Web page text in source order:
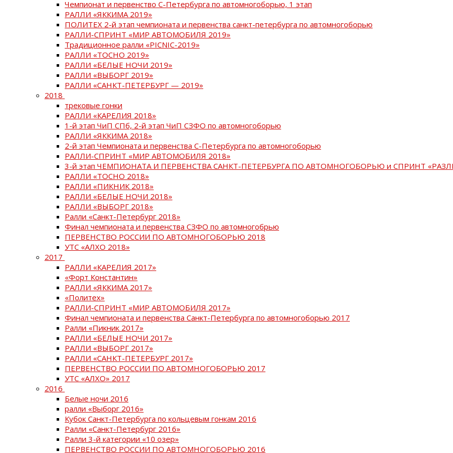
Чемпионат и первенство С-Петербурга по автомногоборью, 1 этап
РАЛЛИ «ЯККИМА 2019»
ПОЛИТЕХ 2-й этап чемпионата и первенства санкт-петербурга по автомногоборью
РАЛЛИ-СПРИНТ «МИР АВТОМОБИЛЯ 2019»
Традиционное ралли «PICNIC-2019»
РАЛЛИ «ТОСНО 2019»
РАЛЛИ «БЕЛЫЕ НОЧИ 2019»
РАЛЛИ «ВЫБОРГ 2019»
РАЛЛИ «САНКТ-ПЕТЕРБУРГ — 2019»
2018
трековые гонки
РАЛЛИ «КАРЕЛИЯ 2018»
1-й этап ЧиП СПб, 2-й этап ЧиП СЗФО по автомногоборью
РАЛЛИ «ЯККИМА 2018»
2-й этап Чемпионата и первенства С-Петербурга по автомногоборью
РАЛЛИ-СПРИНТ «МИР АВТОМОБИЛЯ 2018»
3-й этап ЧЕМПИОНАТА И ПЕРВЕНСТВА САНКТ-ПЕТЕРБУРГА ПО АВТОМНОГОБОРЬЮ и СПРИНТ
РАЛЛИ «ТОСНО 2018»
РАЛЛИ «ПИКНИК 2018»
РАЛЛИ «БЕЛЫЕ НОЧИ 2018»
РАЛЛИ «ВЫБОРГ 2018»
Ралли «Санкт-Петербург 2018»
Финал чемпионата и первенства СЗФО по автомногобрью
ПЕРВЕНСТВО РОССИИ ПО АВТОМНОГОБОРЬЮ 2018
УТС «АЛХО 2018»
2017
РАЛЛИ «КАРЕЛИЯ 2017»
«Форт Константин»
РАЛЛИ «ЯККИМА 2017»
«Политех»
РАЛЛИ-СПРИНТ «МИР АВТОМОБИЛЯ 2017»
Финал чемпионата и первенства Санкт-Петербурга по автомногоборью 2017
Ралли «Пикник 2017»
РАЛЛИ «БЕЛЫЕ НОЧИ 2017»
РАЛЛИ «ВЫБОРГ 2017»
РАЛЛИ «САНКТ-ПЕТЕРБУРГ 2017»
ПЕРВЕНСТВО РОССИИ ПО АВТОМНОГОБОРЬЮ 2017
УТС «АЛХО» 2017
2016
Белые ночи 2016
ралли «Выборг 2016»
Кубок Санкт-Петербурга по кольцевым гонкам 2016
Ралли «Санкт-Петербург 2016»
Ралли 3-й категории «10 озер»
ПЕРВЕНСТВО РОССИИ ПО АВТОМНОГОБОРЬЮ 2016